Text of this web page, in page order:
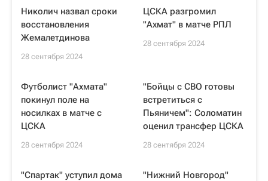
Николич назвал сроки
восстановления
Жемалетдинова
28 сентября 2024
ЦСКА разгромил
"Ахмат" в матче РПЛ
28 сентября 2024
Футболист "Ахмата"
покинул поле на
носилках в матче с
ЦСКА
28 сентября 2024
"Бойцы с СВО готовы
встретиться с
Пьяничем": Соломатин
оценил трансфер ЦСКА
28 сентября 2024
"Спартак" уступил дома
"Нижний Новгород"